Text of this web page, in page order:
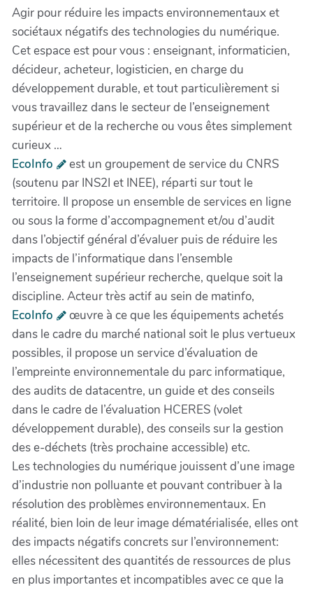
Agir pour réduire les impacts environnementaux et
sociétaux négatifs des technologies du numérique.
Cet espace est pour vous : enseignant, informaticien,
décideur, acheteur, logisticien, en charge du
développement durable, et tout particulièrement si
vous travaillez dans le secteur de l’enseignement
supérieur et de la recherche ou vous êtes simplement
curieux …
EcoInfo
est un groupement de service du CNRS
(soutenu par INS2I et INEE), réparti sur tout le
territoire. Il propose un ensemble de services en ligne
ou sous la forme d’accompagnement et/ou d’audit
dans l’objectif général d’évaluer puis de réduire les
impacts de l’informatique dans l’ensemble
l’enseignement supérieur recherche, quelque soit la
discipline. Acteur très actif au sein de matinfo,
EcoInfo
œuvre à ce que les équipements achetés
dans le cadre du marché national soit le plus vertueux
possibles, il propose un service d’évaluation de
l’empreinte environnementale du parc informatique,
des audits de datacentre, un guide et des conseils
dans le cadre de l’évaluation HCERES (volet
développement durable), des conseils sur la gestion
des e-déchets (très prochaine accessible) etc.
Les technologies du numérique jouissent d’une image
d’industrie non polluante et pouvant contribuer à la
résolution des problèmes environnementaux. En
réalité, bien loin de leur image dématérialisée, elles ont
des impacts négatifs concrets sur l’environnement:
elles nécessitent des quantités de ressources de plus
en plus importantes et incompatibles avec ce que la